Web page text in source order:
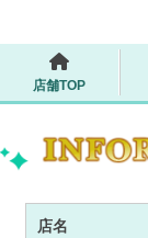
店舗TOP
店名